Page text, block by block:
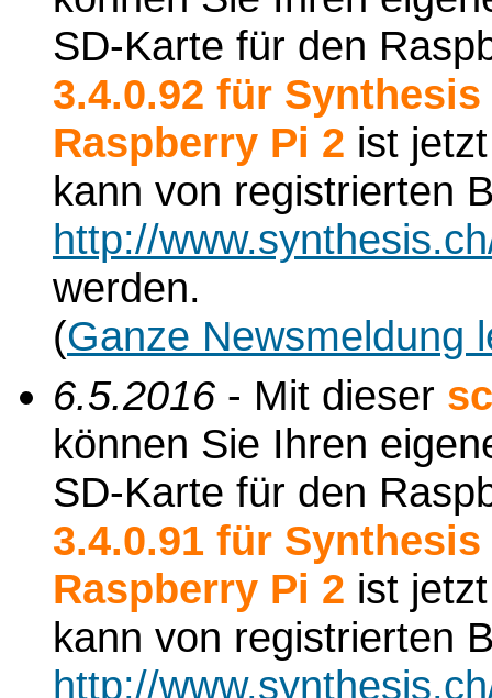
SD-Karte für den
3.4.0.92 für
Raspberry Pi 2 ist
kann von registrierten
http://
werden.
(Ganze Newsmeldung
6.5.2016 - Mit dieser
können Sie Ihren
SD-Karte für den
3.4.0.91 für
Raspberry Pi 2 ist
kann von registrierten
http://